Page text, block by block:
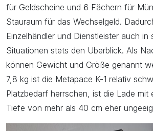
für Geldscheine und 6 Fächern für
Stauraum für das Wechselgeld.
Einzelhändler und Dienstleister auch in
Situationen stets den Überblick. Als
können Gewicht und Größe genannt
7,8 kg ist die Metapace K-1 relativ
Platzbedarf herrschen, ist die Lade mit
Tiefe von mehr als 40 cm eher